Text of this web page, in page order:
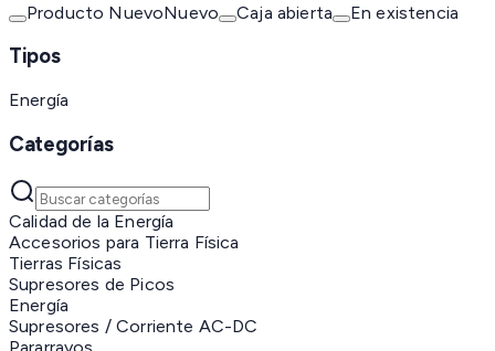
Producto NuevoNuevo Caja abierta En existencia
Tipos
Energía
Categorías
Calidad de la Energía
Accesorios para Tierra Física
Tierras Físicas
Supresores de Picos
Energía
Supresores / Corriente AC-DC
Pararrayos